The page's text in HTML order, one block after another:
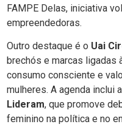
FAMPE Delas, iniciativa
empreendedoras.
Outro destaque é o Uai
brechós e marcas ligadas
consumo consciente e
mulheres. A agenda inclui
Lideram, que promove
feminino na política e no